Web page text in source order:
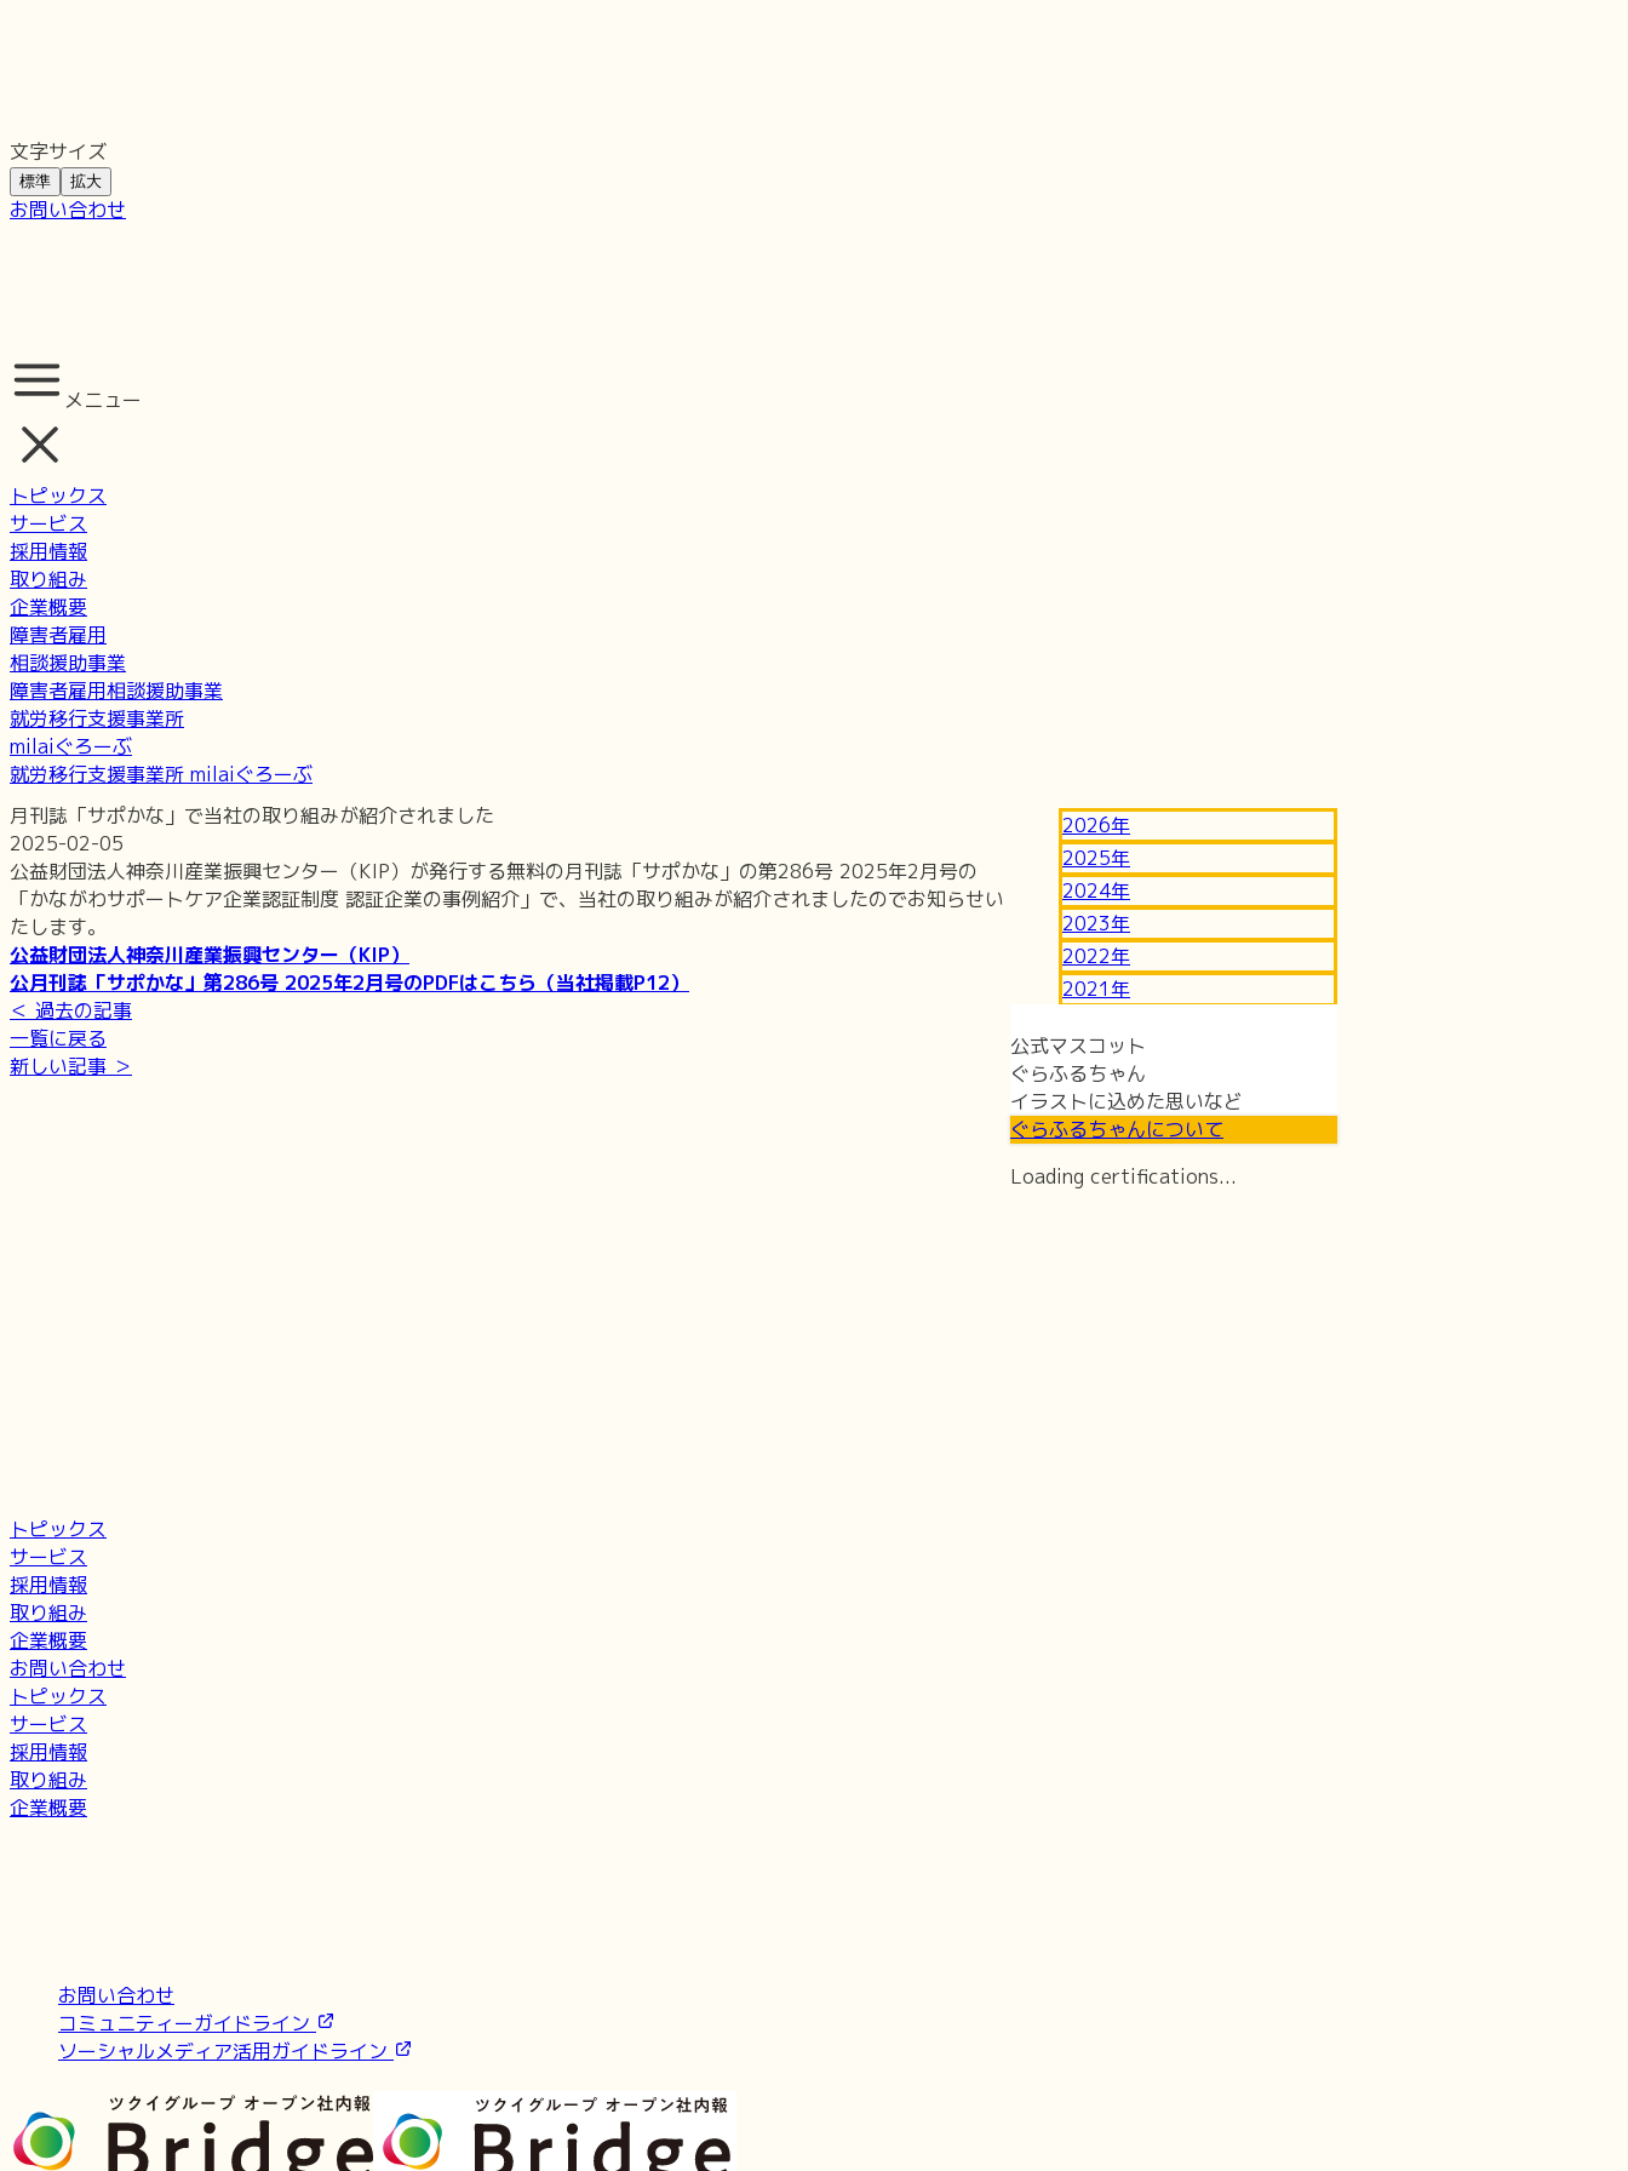
文字サイズ
標準 拡大
お問い合わせ
メニュー
トピックス
サービス
採用情報
取り組み
企業概要
障害者雇用
相談援助事業
障害者雇用相談援助事業
就労移行支援事業所
milaiぐろーぶ
就労移行支援事業所 milaiぐろーぶ
月刊誌「サポかな」で当社の取り組みが紹介されました
2025-02-05
公益財団法人神奈川産業振興センター（KIP）が発行する無料の月刊誌「サポかな」の第286号 2025年2月号の
「かながわサポートケア企業認証制度 認証企業の事例紹介」で、当社の取り組みが紹介されましたのでお知らせい
たします。
公益財団法人神奈川産業振興センター（KIP）
公月刊誌「サポかな」第286号 2025年2月号のPDFはこちら（当社掲載P12）
＜ 過去の記事
一覧に戻る
新しい記事 ＞
2026年
2025年
2024年
2023年
2022年
2021年
公式マスコット
ぐらふるちゃん
イラストに込めた思いなど
ぐらふるちゃんについて
Loading certifications...
トピックス
サービス
採用情報
取り組み
企業概要
お問い合わせ
トピックス
サービス
採用情報
取り組み
企業概要
お問い合わせ
コミュニティーガイドライン
ソーシャルメディア活用ガイドライン